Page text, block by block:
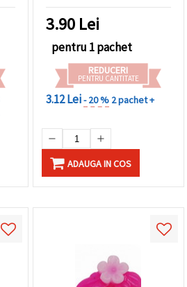
3.90 Lei
pentru 1 pachet
REDUCERI
PENTRU CANTITATE
3.12 Lei- 20 % 2 pachet +
ADAUGA IN COS